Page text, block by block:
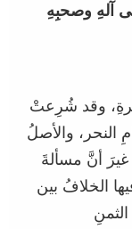
آلهِ وصحبِهِ
وقد شُرِعتْ
النحر، والأصلُ
أنَّ مسألةَ
الخلافُ بين